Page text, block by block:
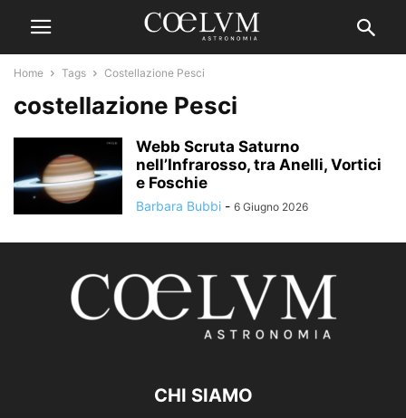
Home Tags Costellazione Pesci
costellazione Pesci
Webb Scruta Saturno
nell’Infrarosso, tra Anelli, Vortici
e Foschie
Barbara Bubbi - 6 Giugno 2026
CHI SIAMO